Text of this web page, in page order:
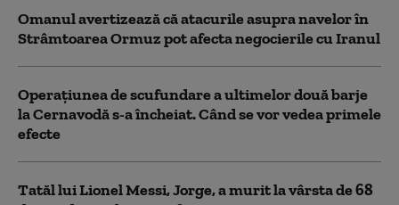
Omanul avertizează că atacurile asupra navelor în
Strâmtoarea Ormuz pot afecta negocierile cu Iranul
Operațiunea de scufundare a ultimelor două barje
la Cernavodă s-a încheiat. Când se vor vedea primele
efecte
Tatăl lui Lionel Messi, Jorge, a murit la vârsta de 68